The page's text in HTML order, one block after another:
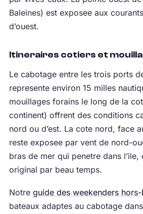
Baleines) est exposee aux
d’ouest.
Itineraires cotiers et
Le cabotage entre les trois ports
represente environ 15 milles
mouillages forains le long de la
continent) offrent des conditions
nord ou d’est. La cote nord, face
reste exposee par vent de nord-
bras de mer qui penetre dans
original par beau temps.
Notre guide des weekenders
bateaux adaptes au cabotage